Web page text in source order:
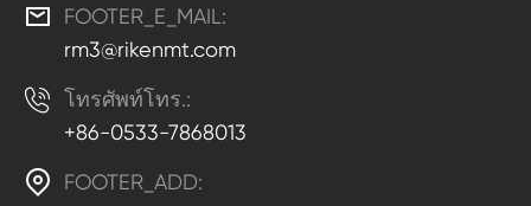

FOOTER_E_MAIL:
rm3@rikenmt.com
 โทรศัพท์โทร.:
+86-0533-7868013

FOOTER_ADD: